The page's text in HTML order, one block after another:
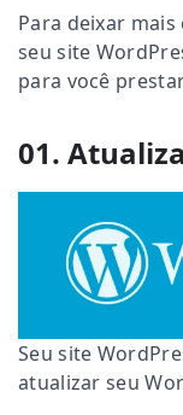
Para deixar
seu site
para você
01.
Seu site
atualizar seu